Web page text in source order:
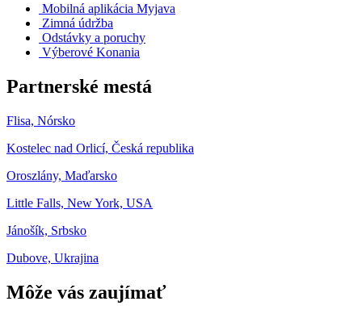
Mobilná aplikácia Myjava
Zimná údržba
Odstávky a poruchy
Výberové Konania
Partnerské mestá
Flisa, Nórsko
Kostelec nad Orlicí, Česká republika
Oroszlány, Maďarsko
Little Falls, New York, USA
Jánošík, Srbsko
Dubove, Ukrajina
Môže vás zaujímať